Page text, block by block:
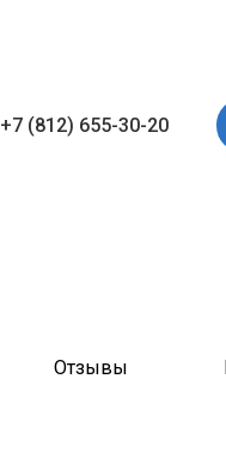
+7 (812) 655-30-20
Отзывы